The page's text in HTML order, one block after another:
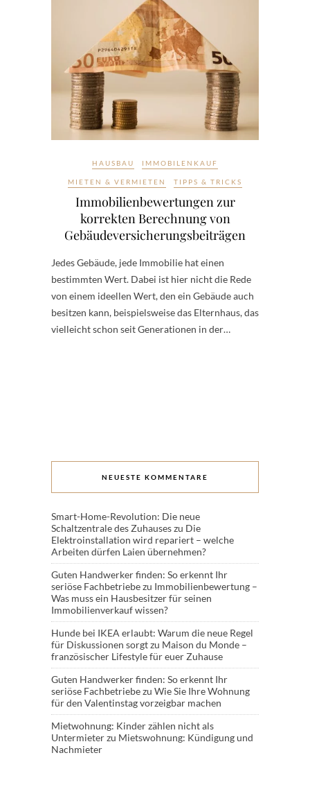
HAUSBAU IMMOBILENKAUF
MIETEN & VERMIETEN TIPPS & TRICKS
Immobilienbewertungen zur
korrekten Berechnung von
Gebäudeversicherungsbeiträgen
Jedes Gebäude, jede Immobilie hat einen
bestimmten Wert. Dabei ist hier nicht die Rede
von einem ideellen Wert, den ein Gebäude auch
besitzen kann, beispielsweise das Elternhaus, das
vielleicht schon seit Generationen in der…
NEUESTE KOMMENTARE
Smart-Home-Revolution: Die neue
Schaltzentrale des Zuhauseszu Die
Elektroinstallation wird repariert – welche
Arbeiten dürfen Laien übernehmen?
Guten Handwerker finden: So erkennt Ihr
seriöse Fachbetriebezu Immobilienbewertung –
Was muss ein Hausbesitzer für seinen
Immobilienverkauf wissen?
Hunde bei IKEA erlaubt: Warum die neue Regel
für Diskussionen sorgtzu Maison du Monde –
französischer Lifestyle für euer Zuhause
Guten Handwerker finden: So erkennt Ihr
seriöse Fachbetriebezu Wie Sie Ihre Wohnung
für den Valentinstag vorzeigbar machen
Mietwohnung: Kinder zählen nicht als
Untermieterzu Mietswohnung: Kündigung und
Nachmieter